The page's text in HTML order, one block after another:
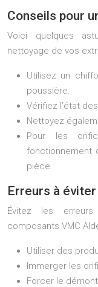
Conseils pour
Voici quelques
nettoyage de vos
Utilisez un
poussière.
Vérifiez l’état
Nettoyez
Pour les
fonctionnement
pièce.
Erreurs à éviter
Évitez les
composants VMC
Utiliser des
Immerger les
Forcer le